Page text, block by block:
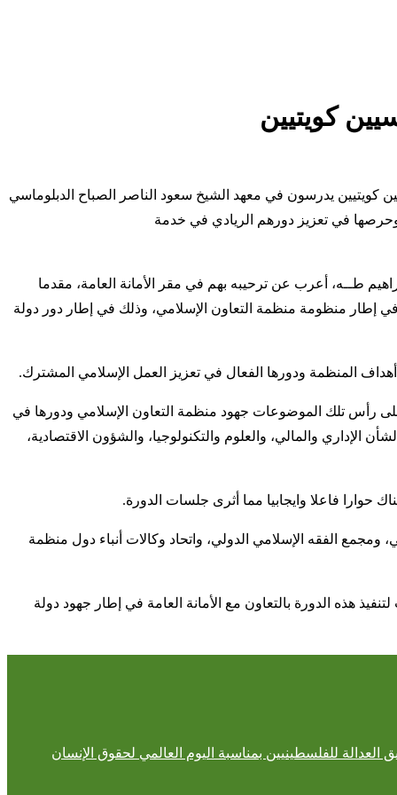
كويتيين
كويتيين يدرسون في معهد الشيخ سعود الناصر الصباح الدبلوماسي
وحرصها في تعزيز دورهم الريادي في خدمة
طــه، أعرب عن ترحيبه بهم في مقر الأمانة العامة، مقدما
إطار منظومة منظمة التعاون الإسلامي، وذلك في إطار دور دولة
المنظمة ودورها الفعال في تعزيز العمل الإسلامي المشترك.
رأس تلك الموضوعات جهود منظمة التعاون الإسلامي ودورها في
الإداري والمالي، والعلوم والتكنولوجيا، والشؤون الاقتصادية،
فاعلا وايجابيا مما أثرى جلسات الدورة.
الفقه الإسلامي الدولي، واتحاد وكالات أنباء دول منظمة
هذه الدورة بالتعاون مع الأمانة العامة في إطار جهود دولة
العدالة للفلسطينيين بمناسبة اليوم العالمي لحقوق الإنسان